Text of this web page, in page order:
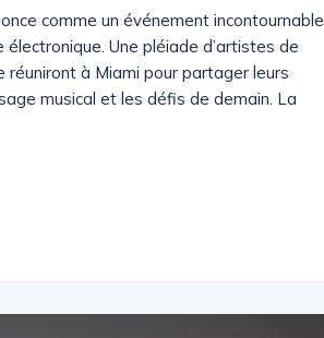
comme un événement incontournable
Une pléiade d’artistes de
réuniront à Miami pour partager leurs
musical et les défis de demain. La